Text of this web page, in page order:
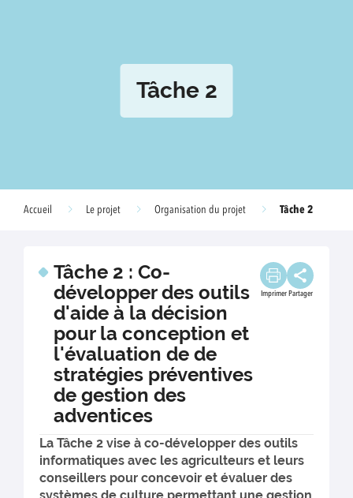
Tâche 2
Accueil Le projet Organisation du projet Tâche 2
Tâche 2 : Co-
développer des outils
d'aide à la décision
pour la conception et
l'évaluation de de
stratégies préventives
de gestion des
adventices
Imprimer Partager
La Tâche 2 vise à co-développer des outils
informatiques avec les agriculteurs et leurs
conseillers pour concevoir et évaluer des